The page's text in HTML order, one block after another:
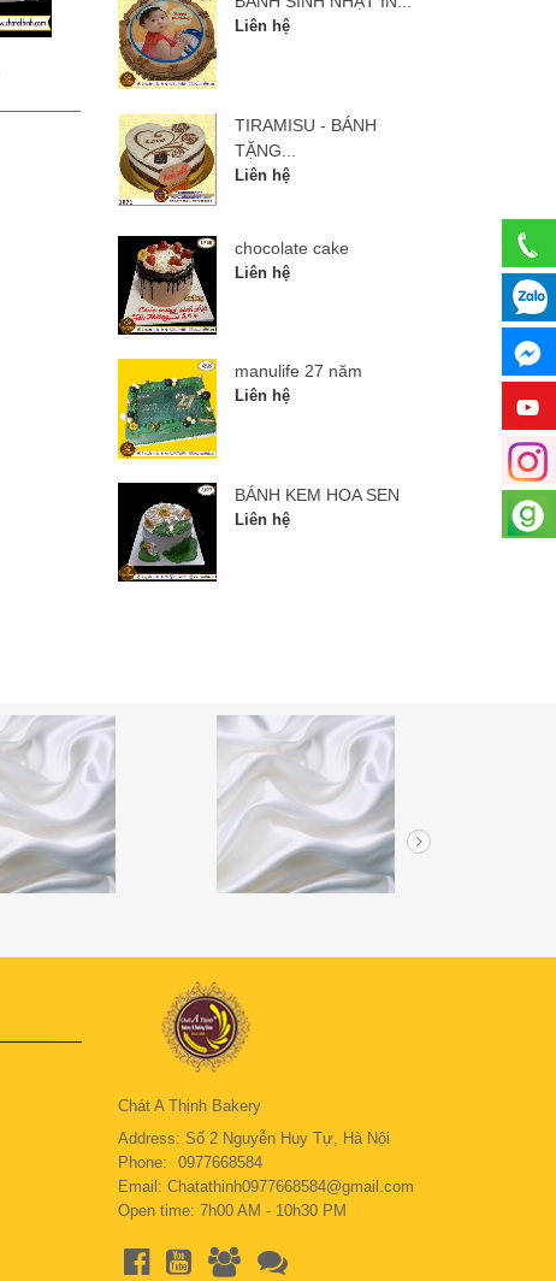
manulife 27 năm
Liên hệ
Liên hệ
TIRAMISU - BÁNH
TẶNG...
Liên hệ
chocolate cake
Liên hệ
manulife 27 năm
Liên hệ
BÁNH KEM HOA SEN
Liên hệ
Chát A Thịnh Bakery
Address: Số 2 Nguyễn Huy Tự, Hà Nội
Phone:
0977668584
Email: Chatathinh0977668584@gmail.com
Open time: 7h00 AM - 10h30 PM